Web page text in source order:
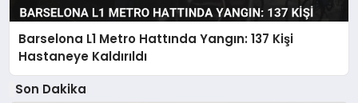
Barselona L1 Metro Hattında Yangın: 137 Kişi
Hastaneye Kaldırıldı
Son Dakika